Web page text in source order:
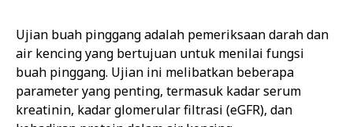
Ujian buah pinggang adalah pemeriksaan darah dan
air kencing yang bertujuan untuk menilai fungsi
buah pinggang. Ujian ini melibatkan beberapa
parameter yang penting, termasuk kadar serum
kreatinin, kadar glomerular filtrasi (eGFR), dan